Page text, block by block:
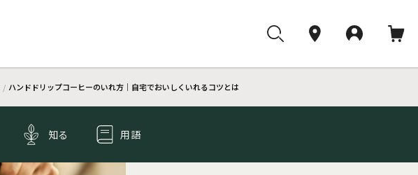
ハンドドリップコーヒーのいれ方│自宅でおいしくいれるコツとは
知る 用語